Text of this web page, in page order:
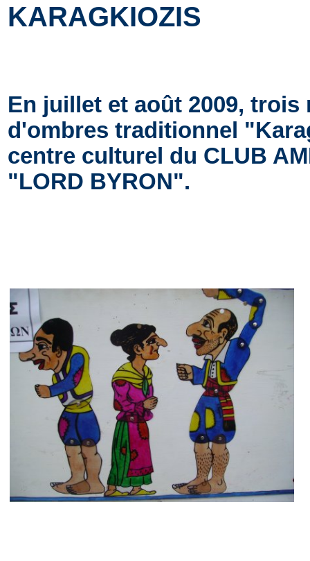
KARAGKIOZIS
En juillet et août 2009,
d'ombres traditionnel
centre culturel du CLUB
"LORD BYRON".